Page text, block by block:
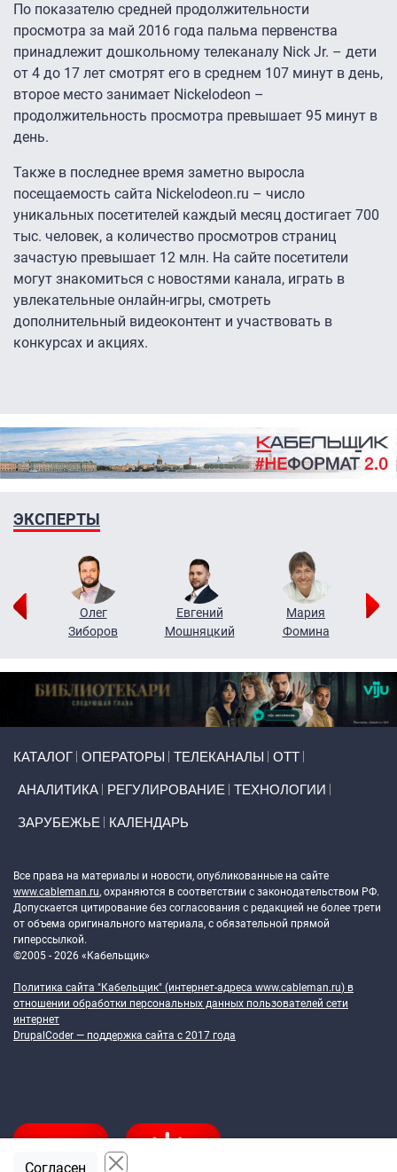
По показателю средней продолжительности
просмотра за май 2016 года пальма первенства
принадлежит дошкольному телеканалу Nick Jr. – дети
от 4 до 17 лет смотрят его в среднем 107 минут в день,
второе место занимает Nickelodeon –
продолжительность просмотра превышает 95 минут в
день.
Также в последнее время заметно выросла
посещаемость сайта Nickelodeon.ru – число
уникальных посетителей каждый месяц достигает 700
тыс. человек, а количество просмотров страниц
зачастую превышает 12 млн. На сайте посетители
могут знакомиться с новостями канала, играть в
увлекательные онлайн-игры, смотреть
дополнительный видеоконтент и участвовать в
конкурсах и акциях.
ЭКСПЕРТЫ
Олег
Зиборов
Евгений
Мошняцкий
Мария
Фомина
КАТАЛОГ ОПЕРАТОРЫ ТЕЛЕКАНАЛЫ ОТТ
АНАЛИТИКА РЕГУЛИРОВАНИЕ ТЕХНОЛОГИИ
ЗАРУБЕЖЬЕ КАЛЕНДАРЬ
Все права на материалы и новости, опубликованные на сайте
www.cableman.ru, охраняются в соответствии с законодательством РФ.
Допускается цитирование без согласования с редакцией не более трети
от объема оригинального материала, с обязательной прямой
гиперссылкой.
©2005 - 2026 «Кабельщик»
Политика сайта "Кабельщик" (интернет-адреса www.cableman.ru) в
отношении обработки персональных данных пользователей сети
интернет
DrupalCoder — поддержка сайта c 2017 года
Согласен